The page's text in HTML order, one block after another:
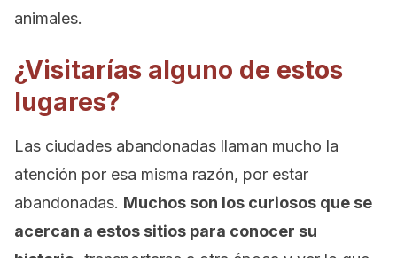
animales.
¿Visitarías alguno de estos
lugares?
Las ciudades abandonadas llaman mucho la
atención por esa misma razón, por estar
abandonadas. Muchos son los curiosos que se
acercan a estos sitios para conocer su